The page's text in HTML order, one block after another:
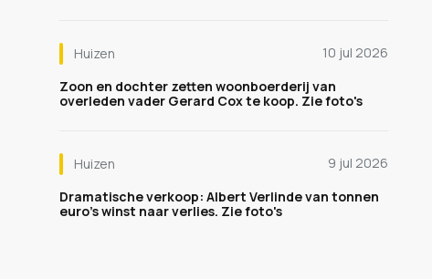
Huizen
10 jul 2026
Zoon en dochter zetten woonboerderij van
overleden vader Gerard Cox te koop. Zie foto's
Huizen
9 jul 2026
Dramatische verkoop: Albert Verlinde van tonnen
euro's winst naar verlies. Zie foto's